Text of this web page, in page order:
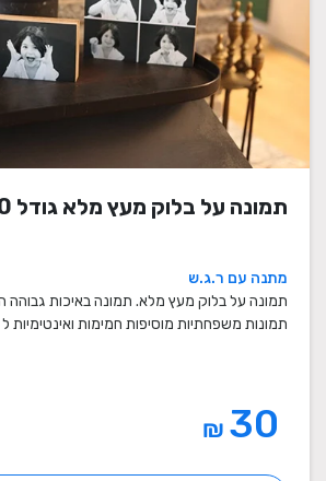
תמונה על בלוק מעץ מלא גודל 10X10
מתנה עם ר.ג.ש
תמונה על בלוק מעץ מלא. תמונה באיכות
תמונות משפחתיות מוסיפות חמימות ואינטימיות ל
₪